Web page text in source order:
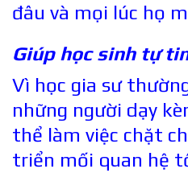
đâu và mọi lúc họ
Giúp học sinh tự
Vì học gia sư
những người dạy
thể làm việc chặt
triển mối quan hệ